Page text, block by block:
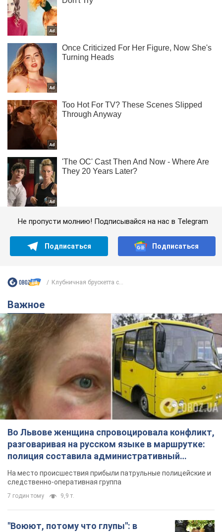
Не пропусти молнию! Подписывайся на нас в Telegram
Подписаться Подписаться
Клубничная брускетта с...
Важное
Во Львове женщина спровоцировала конфликт,
разговаривая на русском языке в маршрутке:
полиция составила административный
протокол. Видео
На место происшествия прибыли патрульные полицейские и
следственно-оперативная группа
7 годин тому 9,9 т.
"Воюют, потому что глупы": в